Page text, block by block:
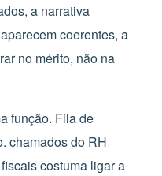
a narrativa
coerentes, a
no mérito, não na
função. Fila de
chamados do RH
costuma ligar a